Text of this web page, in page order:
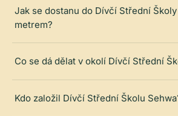
Jak se dostanu do Dívčí Střední
metrem?
Co se dá dělat v okolí Dívčí Střední
Kdo založil Dívčí Střední Školu